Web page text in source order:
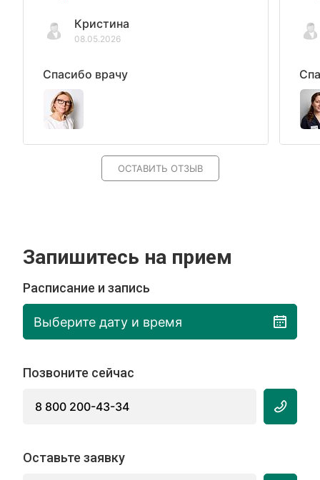
Кристина
08.05.2026
Спасибо врачу
ОСТАВИТЬ ОТЗЫВ
Запишитесь на прием
Расписание и запись
Выберите дату и время
Позвоните сейчас
8 800 200-43-34
Оставьте заявку